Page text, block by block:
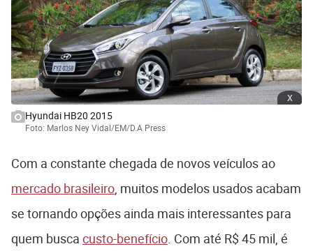
x
Hyundai HB20 2015
Foto: Marlos Ney Vidal/EM/D.A Press
Com a constante chegada de novos veículos ao
mercado brasileiro , muitos modelos usados acabam
se tornando opções ainda mais interessantes para
quem busca custo-benefício . Com até R$ 45 mil, é